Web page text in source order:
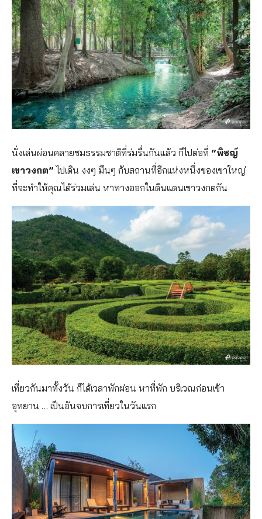
นั่งเล่นผ่อนคลายชมธรรมชาติที่ร่มรื่นกันแล้ว ก็ไปต่อที่ “พิชญ์
เขาวงกต” ไปเดิน งงๆ มึนๆ กับสถานที่อีกแห่งหนึ่งของเขาใหญ่
ที่จะทำให้คุณได้ร่วมเล่น หาทางออกในดินแดนเขาวงกตกัน
เที่ยวกันมาทั้งวัน ก็ได้เวลาพักผ่อน หาที่พัก บริเวณก่อนเข้า
อุทยาน … เป็นอันจบการเที่ยวในวันแรก